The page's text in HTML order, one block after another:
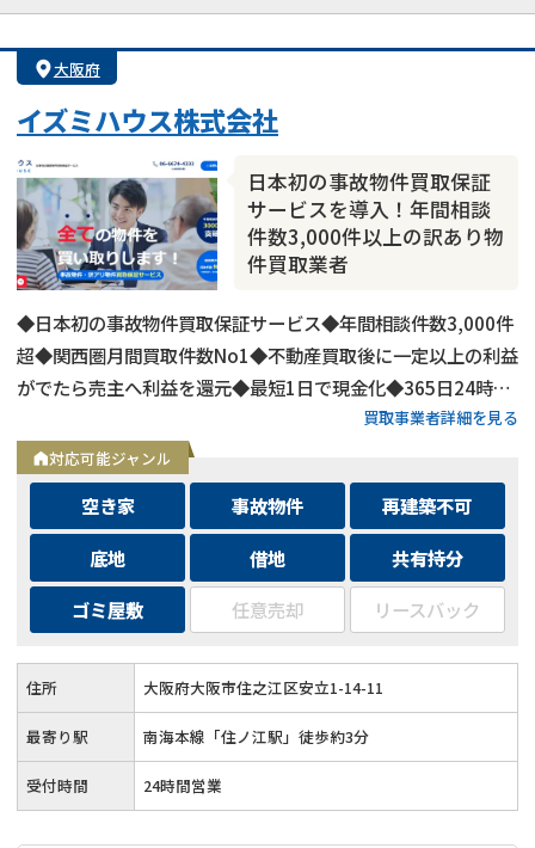
大阪府
イズミハウス株式会社
日本初の事故物件買取保証
サービスを導入！年間相談
件数3,000件以上の訳あり物
件買取業者
◆日本初の事故物件買取保証サービス◆年間相談件数3,000件
超◆関西圏月間買取件数No1◆不動産買取後に一定以上の利益
がでたら売主へ利益を還元◆最短1日で現金化◆365日24時間
買取事業者詳細を見る
対応可能ジャンル
空き家 事故物件
再建築不可
底地
借地
共有持分
ゴミ屋敷
任意売却 リースバック
住所 大阪府大阪市住之江区安立1-14-11
最寄り駅 南海本線「住ノ江駅」徒歩約3分
受付時間 24時間営業